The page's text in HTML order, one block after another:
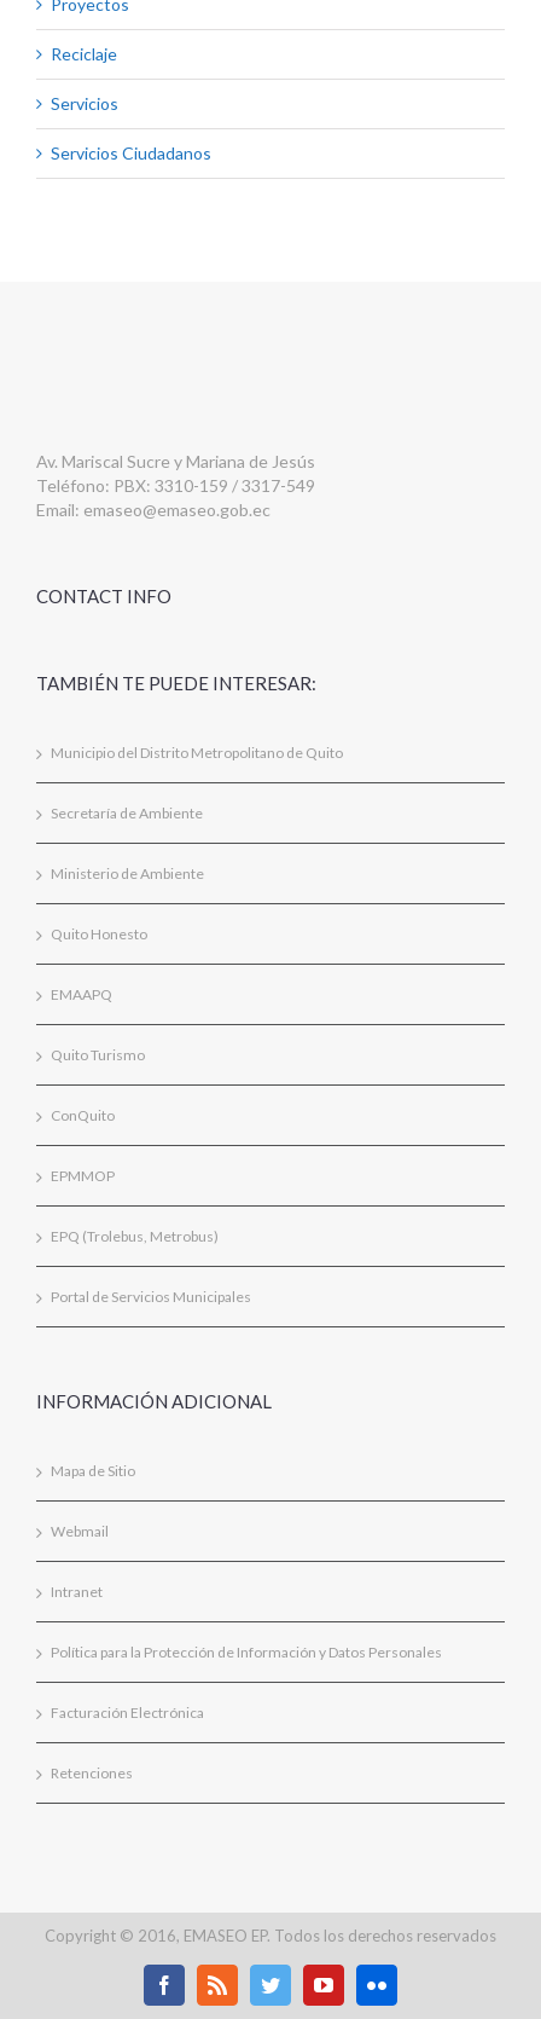
Proyectos
Reciclaje
Servicios
Servicios Ciudadanos
Av. Mariscal Sucre y Mariana de Jesús
Teléfono: PBX: 3310-159 / 3317-549
Email: emaseo@emaseo.gob.ec
CONTACT INFO
TAMBIÉN TE PUEDE INTERESAR:
Municipio del Distrito Metropolitano de Quito
Secretaría de Ambiente
Ministerio de Ambiente
Quito Honesto
EMAAPQ
Quito Turismo
ConQuito
EPMMOP
EPQ (Trolebus, Metrobus)
Portal de Servicios Municipales
INFORMACIÓN ADICIONAL
Mapa de Sitio
Webmail
Intranet
Política para la Protección de Información y Datos Personales
Facturación Electrónica
Retenciones
Copyright © 2016, EMASEO EP. Todos los derechos reservados
Facebook TwitterYoutubeFlickr